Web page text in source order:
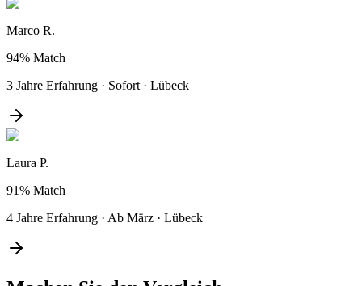
Marco R.
94% Match
3 Jahre Erfahrung · Sofort · Lübeck
Laura P.
91% Match
4 Jahre Erfahrung · Ab März · Lübeck